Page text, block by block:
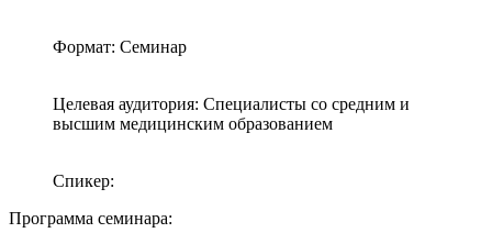
Формат: Семинар
Целевая аудитория: Специалисты со средним и
высшим медицинским образованием
Спикер:
Программа семинара: